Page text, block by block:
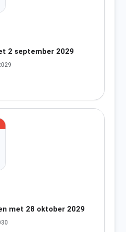
2 september 2029
met 28 oktober 2029